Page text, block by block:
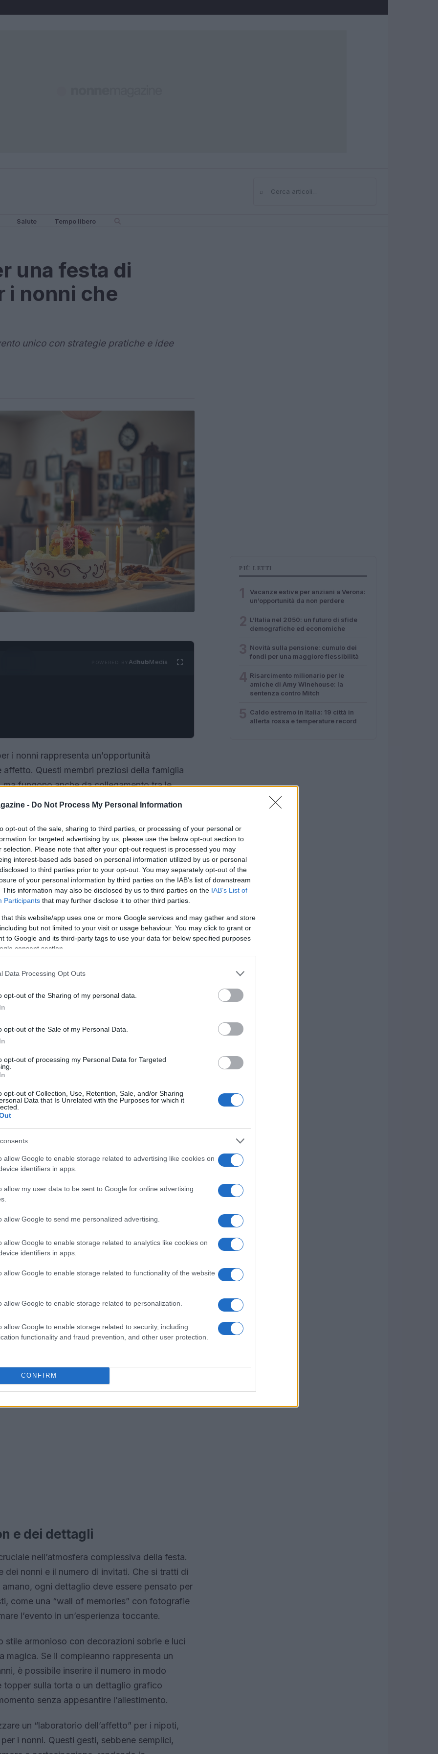
- Do Not Process My Personal Information
opt-out of the sale, sharing to third parties, or processing of your personal or
for targeted advertising by us, please use the below opt-out section to
selection. Please note that after your opt-out request is processed you may
interest-based ads based on personal information utilized by us or personal
to third parties prior to your opt-out. You may separately opt-out of the
of your personal information by third parties on the IAB’s list of downstream
This information may also be disclosed by us to third parties on the IAB’s List of
Participants that may further disclose it to other third parties.
that this website/app uses one or more Google services and may gather and store
but not limited to your visit or usage behaviour. You may click to grant or
to Google and its third-party tags to use your data for below specified purposes
consent section.
Data Processing Opt Outs
opt-out of the Sharing of my personal data.
opt-out of the Sale of my Personal Data.
opt-out of processing my Personal Data for Targeted
opt-out of Collection, Use, Retention, Sale, and/or Sharing
Data that Is Unrelated with the Purposes for which it
allow Google to enable storage related to advertising like cookies on
identifiers in apps.
allow my user data to be sent to Google for online advertising
allow Google to send me personalized advertising.
allow Google to enable storage related to analytics like cookies on
identifiers in apps.
allow Google to enable storage related to functionality of the website
allow Google to enable storage related to personalization.
allow Google to enable storage related to security, including
functionality and fraud prevention, and other user protection.
CONFIRM
⌕Cerca
Salute Tempo libero
una festa di
i nonni che
unico con strategie pratiche e idee
AdhubMedia
i nonni rappresenta un’opportunità
Questi membri preziosi della famiglia
fungono anche da collegamento tra le
loro ruolo, creando un’atmosfera calda e
seguito, si esploreranno strategie per
desideri e diventi un ricordo indelebile per
compleanno indimenticabile consiste nel
a proprio agio. Questo implica scegliere
un pranzo, e una location facilmente
che alterni momenti festosi a pause
godere della celebrazione senza stress.
partire da una semplice domanda:“Cosa li fa
storie, si potrebbe includere un
e brindisi”. Al contrario, se preferiscono un
gli invitati a parenti stretti e amici fidati. La
inviti ben scritti, con caratteri leggibili e
aiuteranno a evitare confusione.
calde, un volume moderato della musica e
Inoltre, un angolo dedicato ai più piccoli,
a tutti di godere della festa. Infine,
di fotografie e messaggi video da parte
celebrazione ancora più significativa.
e dei dettagli
nell’atmosfera complessiva della festa.
dei nonni e il numero di invitati. Che si tratti di
ogni dettaglio deve essere pensato per
come una “wall of memories” con fotografie
l’evento in un’esperienza toccante.
stile armonioso con decorazioni sobrie e luci
magica. Se il compleanno rappresenta un
è possibile inserire il numero in modo
topper sulla torta o un dettaglio grafico
senza appesantire l’allestimento.
un “laboratorio dell’affetto” per i nipoti,
i nonni. Questi gesti, sebbene semplici,
PIÙ LETTI
Vacanze estive per anziani a Verona:
un’opportunità da non perdere
L’Italia nel 2050: un futuro di sfide
demografiche ed economiche
Novità sulla pensione: cumulo dei
fondi per una maggiore flessibilità
Risarcimento milionario per le
amiche di Amy Winehouse: la
sentenza contro Mitch
Caldo estremo in Italia: 19 città in
allerta rossa e temperature record